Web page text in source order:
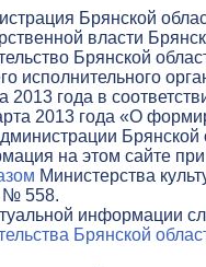
Брянской
власти
Брянской
исполнительного
2013 года в
2013 года «О
Брянской
на этом сайте
Министерства
№ 558.
информации
Брянской